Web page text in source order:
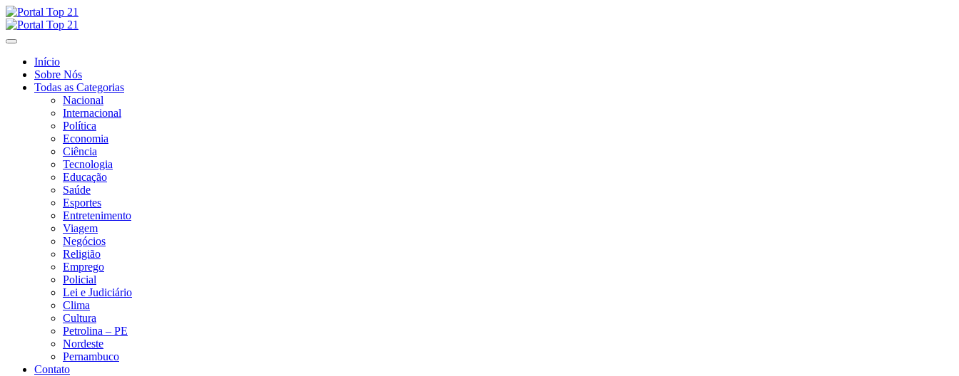
Skip
to
content
Início
Sobre Nós
Todas as Categorias
Nacional
Internacional
Política
Economia
Ciência
Tecnologia
Educação
Saúde
Esportes
Entretenimento
Viagem
Negócios
Religião
Emprego
Policial
Lei e Judiciário
Clima
Cultura
Petrolina – PE
Nordeste
Pernambuco
Contato